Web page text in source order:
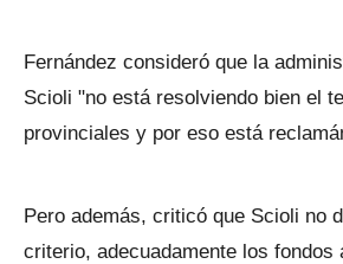
Fernández consideró que la
Scioli "no está resolviendo bien el
provinciales y por eso está
Pero además, criticó que Scioli no
criterio, adecuadamente los fondos